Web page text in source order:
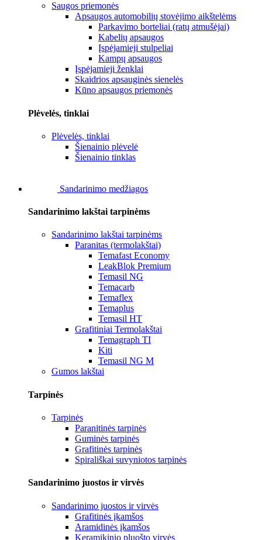
Saugos priemonės
Apsaugos automobilių stovėjimo aikštelėms
Parkavimo borteliai (ratų atmušėjai)
Kabelių apsaugos
Įspėjamieji stulpeliai
Kampų apsaugos
Įspėjamieji ženklai
Skaidrios apsauginės sienelės
Kūno apsaugos priemonės
Plėvelės, tinklai
Plėvelės, tinklai
Šienainio plėvelė
Šienainio tinklas
Sandarinimo medžiagos
Sandarinimo lakštai tarpinėms
Sandarinimo lakštai tarpinėms
Paranitas (termolakštai)
Temafast Economy
LeakBlok Premium
Temasil NG
Temacarb
Temaflex
Temaplus
Temasil HT
Grafitiniai Termolakštai
Temagraph TI
Kiti
Temasil NG M
Gumos lakštai
Tarpinės
Tarpinės
Paranitinės tarpinės
Guminės tarpinės
Grafitinės tarpinės
Spirališkai suvyniotos tarpinės
Sandarinimo juostos ir virvės
Sandarinimo juostos ir virvės
Grafitinės įkamšos
Aramidinės įkamšos
Keramikinio pluošto virvės